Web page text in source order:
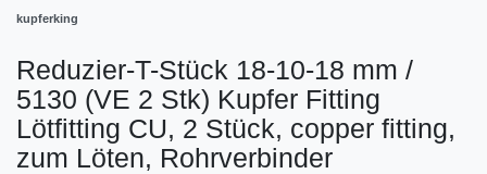
kupferking
Reduzier-T-Stück 18-10-18 mm /
5130 (VE 2 Stk) Kupfer Fitting
Lötfitting CU, 2 Stück, copper fitting,
zum Löten, Rohrverbinder